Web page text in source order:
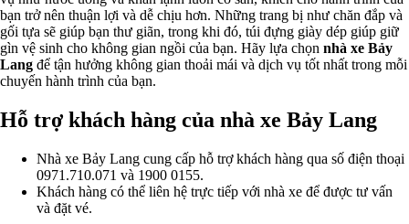
bạn trở nên thuận lợi và dễ chịu hơn. Những trang bị như chăn đắp và
gối tựa sẽ giúp bạn thư giãn, trong khi đó, túi đựng giày dép giúp giữ
gìn vệ sinh cho không gian ngồi của bạn. Hãy lựa chọn nhà xe Bảy
Lang để tận hưởng không gian thoải mái và dịch vụ tốt nhất trong mỗi
chuyến hành trình của bạn.
Hỗ trợ khách hàng của nhà xe Bảy Lang
Nhà xe Bảy Lang cung cấp hỗ trợ khách hàng qua số điện thoại
0971.710.071 và 1900 0155.
Khách hàng có thể liên hệ trực tiếp với nhà xe để được tư vấn
và đặt vé.